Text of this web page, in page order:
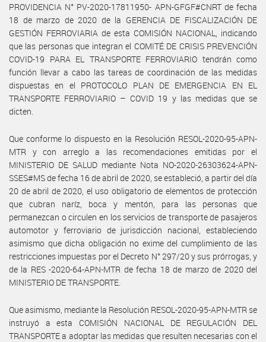
PROVIDENCIA N° PV-2020-17811950- APN-GFGF#CNRT de fecha
18 de marzo de 2020 de la GERENCIA DE FISCALIZACIÓN DE
GESTIÓN FERROVIARIA de esta COMISIÓN NACIONAL, indicando
que las personas que integran el COMITÉ DE CRISIS PREVENCIÓN
COVID-19 PARA EL TRANSPORTE FERROVIARIO tendrán como
función llevar a cabo las tareas de coordinación de las medidas
dispuestas en el PROTOCOLO PLAN DE EMERGENCIA EN EL
TRANSPORTE FERROVIARIO – COVID 19 y las medidas que se
dicten.
Que conforme lo dispuesto en la Resolución RESOL-2020-95-APN-
MTR y con arreglo a las recomendaciones emitidas por el
MINISTERIO DE SALUD mediante Nota NO-2020-26303624-APN-
SSES#MS de fecha 16 de abril de 2020, se estableció, a partir del día
20 de abril de 2020, el uso obligatorio de elementos de protección
que cubran naríz, boca y mentón, para las personas que
permanezcan o circulen en los servicios de transporte de pasajeros
automotor y ferroviario de jurisdicción nacional, estableciendo
asimismo que dicha obligación no exime del cumplimiento de las
restricciones impuestas por el Decreto N° 297/20 y sus prórrogas, y
de la RES -2020-64-APN-MTR de fecha 18 de marzo de 2020 del
MINISTERIO DE TRANSPORTE.
Que asimismo, mediante la Resolución RESOL-2020-95-APN-MTR se
instruyó a esta COMISIÓN NACIONAL DE REGULACIÓN DEL
TRANSPORTE a adoptar las medidas que resulten necesarias con el